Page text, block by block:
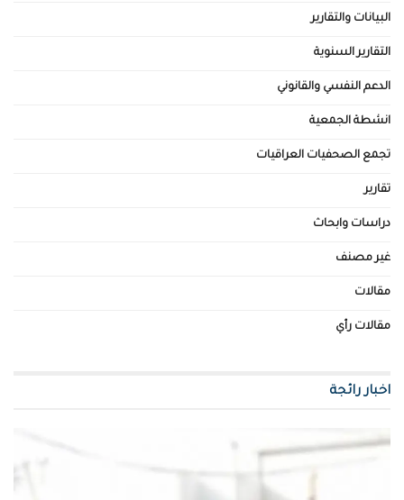
البيانات والتقارير
التقارير السنوية
الدعم النفسي والقانوني
انشطة الجمعية
تجمع الصحفيات العراقيات
تقارير
دراسات وابحاث
غير مصنف
مقالات
مقالات رأي
اخبار رائجة